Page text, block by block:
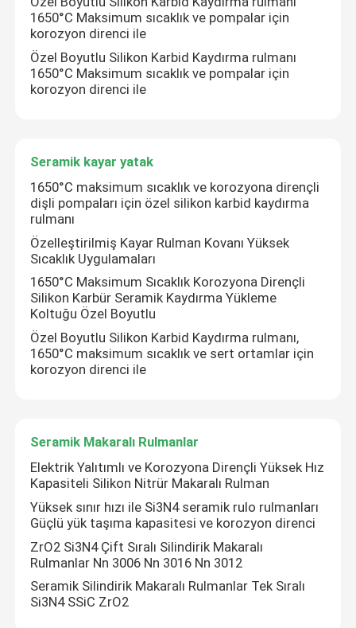
Ev
1650°C Maksimum sıcaklık ve pompalar için
korozyon direnci ile
Özel Boyutlu Silikon Karbid Kaydırma rulmanı
1650°C Maksimum sıcaklık ve pompalar için
korozyon direnci ile
Seramik kayar yatak
1650°C maksimum sıcaklık ve korozyona dirençli
dişli pompaları için özel silikon karbid kaydırma
rulmanı
Özelleştirilmiş Kayar Rulman Kovanı Yüksek
Sıcaklık Uygulamaları
1650°C Maksimum Sıcaklık Korozyona Dirençli
Silikon Karbür Seramik Kaydırma Yükleme
Koltuğu Özel Boyutlu
Özel Boyutlu Silikon Karbid Kaydırma rulmanı,
1650°C maksimum sıcaklık ve sert ortamlar için
korozyon direnci ile
Seramik Makaralı Rulmanlar
Elektrik Yalıtımlı ve Korozyona Dirençli Yüksek Hız
Kapasiteli Silikon Nitrür Makaralı Rulman
Yüksek sınır hızı ile Si3N4 seramik rulo rulmanları
Güçlü yük taşıma kapasitesi ve korozyon direnci
ZrO2 Si3N4 Çift Sıralı Silindirik Makaralı
Rulmanlar Nn 3006 Nn 3016 Nn 3012
Seramik Silindirik Makaralı Rulmanlar Tek Sıralı
Si3N4 SSiC ZrO2